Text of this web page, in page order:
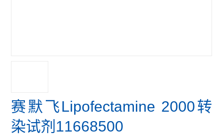
赛默飞Lipofectamine 2000转
染试剂11668500